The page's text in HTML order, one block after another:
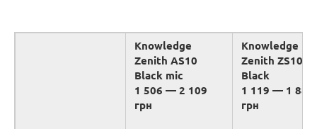
Knowledge
Zenith AS10
Black mic
1 506 — 2 109
грн
Knowledge
Zenith ZS10
Black
1 119 — 1 881
грн